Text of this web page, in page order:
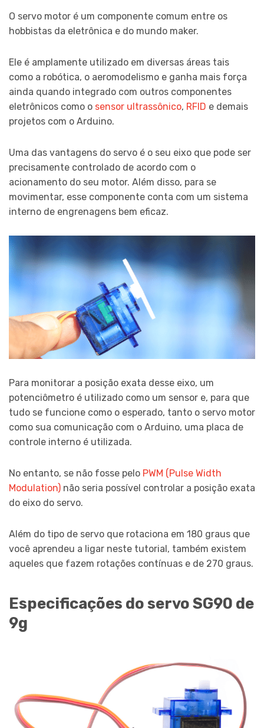
O servo motor é um componente comum entre os
hobbistas da eletrônica e do mundo maker.
Ele é amplamente utilizado em diversas áreas tais
como a robótica, o aeromodelismo e ganha mais força
ainda quando integrado com outros componentes
eletrônicos como o sensor ultrassônico, RFID e demais
projetos com o Arduino.
Uma das vantagens do servo é o seu eixo que pode ser
precisamente controlado de acordo com o
acionamento do seu motor. Além disso, para se
movimentar, esse componente conta com um sistema
interno de engrenagens bem eficaz.
Para monitorar a posição exata desse eixo, um
potenciômetro é utilizado como um sensor e, para que
tudo se funcione como o esperado, tanto o servo motor
como sua comunicação com o Arduino, uma placa de
controle interno é utilizada.
No entanto, se não fosse pelo PWM (Pulse Width
Modulation) não seria possível controlar a posição exata
do eixo do servo.
Além do tipo de servo que rotaciona em 180 graus que
você aprendeu a ligar neste tutorial, também existem
aqueles que fazem rotações contínuas e de 270 graus.
Especificações do servo SG90 de
9g